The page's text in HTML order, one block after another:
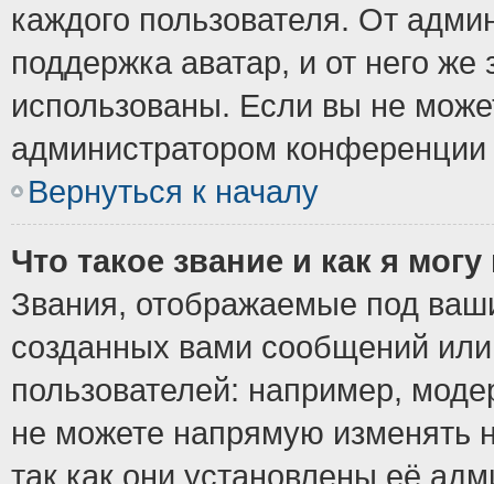
каждого пользователя. От
поддержка аватар, и от него же
использованы. Если вы не
администратором
Вернуться к началу
Что такое звание и как я
Звания, отображаемые под
созданных вами сообщений
пользователей: например,
не можете напрямую изменять
так как они установлены её